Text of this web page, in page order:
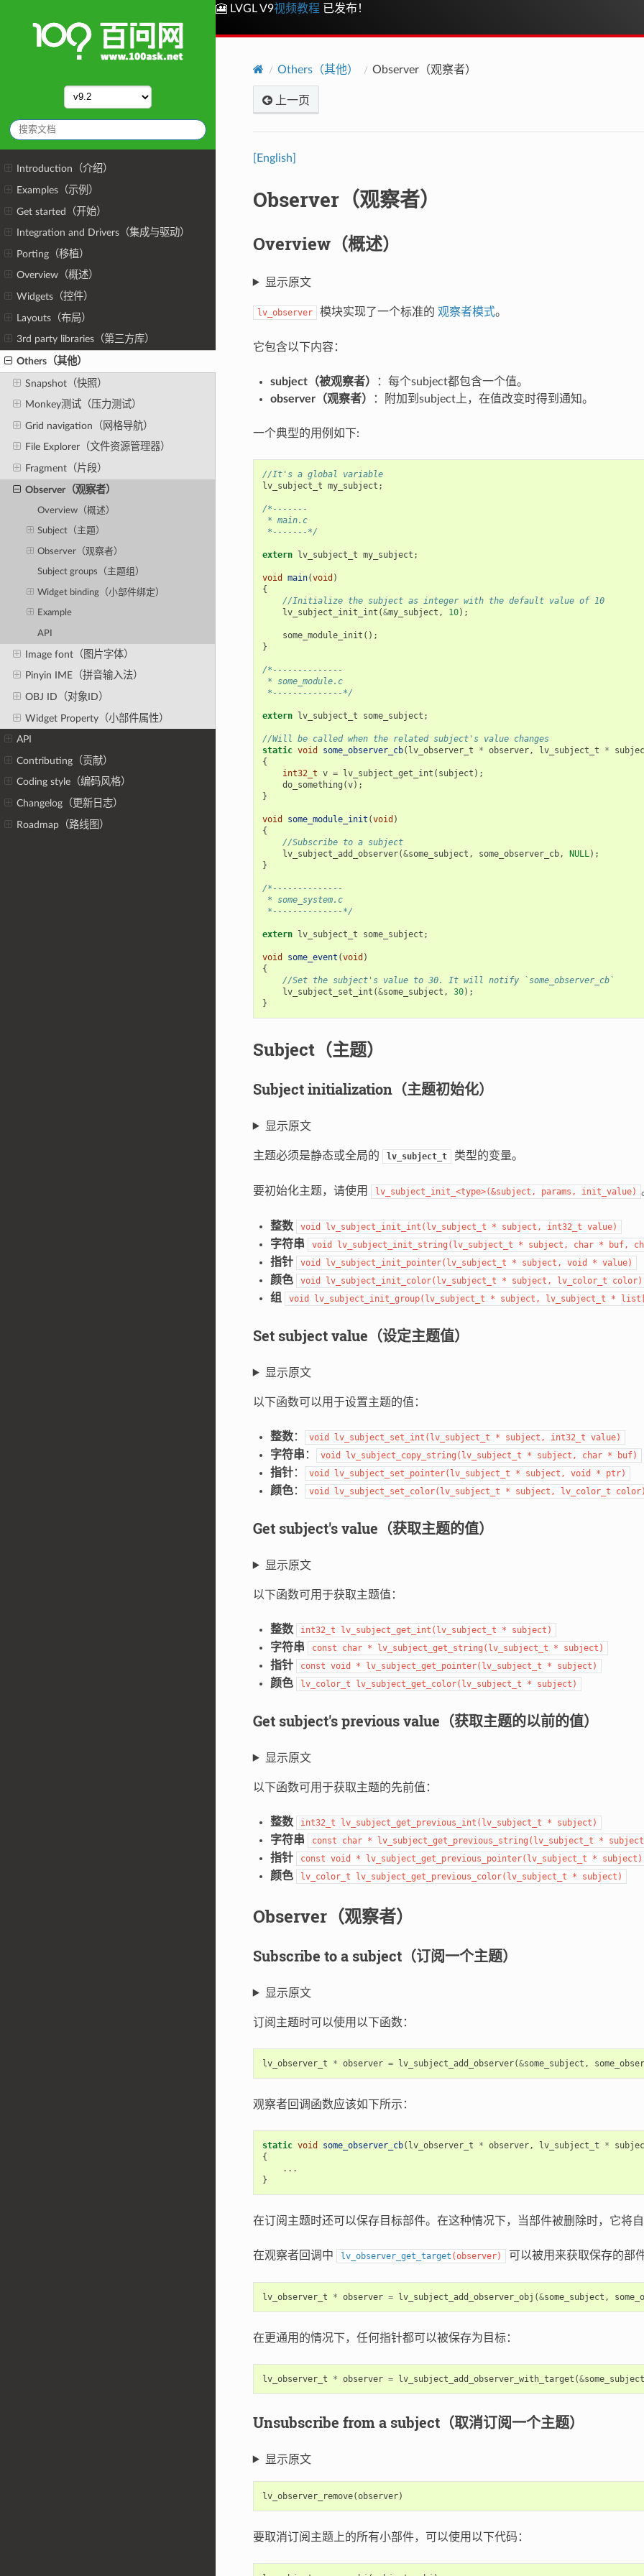
Introduction（介绍）
Examples（示例）
Get started（开始）
Integration and Drivers（集成与驱动）
Porting（移植）
Overview（概述）
Widgets（控件）
Layouts（布局）
3rd party libraries（第三方库）
Others（其他）
Snapshot（快照）
Monkey测试（压力测试）
Grid navigation（网格导航）
File Explorer（文件资源管理器）
Fragment（片段）
Observer（观察者）
Overview（概述）
Subject（主题）
Observer（观察者）
Subject groups（主题组）
Widget binding（小部件绑定）
Example
API
Image font（图片字体）
Pinyin IME（拼音输入法）
OBJ ID（对象ID）
Widget Property（小部件属性）
API
Contributing（贡献）
Coding style（编码风格）
Changelog（更新日志）
Roadmap（路线图）
🎦 LVGL V9视频教程 已发布！
Others（其他） Observer（观察者）
上一页
[English]
Observer（观察者）
Overview（概述）
显示原文
lv_observer 模块实现了一个标准的 观察者模式。
它包含以下内容：
subject（被观察者）
：每个subject都包含一个值。
observer（观察者）
：附加到subject上，在值改变时得到通知。
一个典型的用例如下:
//It's a global variable
lv_subject_t my_subject ;
/*-------
* main.c
*-------*/
extern lv_subject_t my_subject ;
void main(void )
{
//Initialize the subject as integer with the default value of 10
lv_subject_init_int (&my_subject , 10);
some_module_init ();
}
/*--------------
* some_module.c
*--------------*/
extern lv_subject_t some_subject ;
//Will be called when the related subject's value changes
static void some_observer_cb( lv_observer_t * observer, lv_subject_t *
{
int32_t v = lv_subject_get_int ( subject );
do_something (v);
}
void some_module_init (void )
{
//Subscribe to a subject
lv_subject_add_observer(&some_subject , some_observer_cb, NULL);
}
/*--------------
* some_system.c
*--------------*/
extern lv_subject_t some_subject ;
void some_event (void )
{
//Set the subject's value to 30. It will notify `some_observer_cb`
lv_subject_set_int (&some_subject , 30);
}
Subject（主题）
Subject initialization（主题初始化）
显示原文
主题必须是静态或全局的 lv_subject_t 类型的变量。
要初始化主题，请使用 lv_subject_init_ <type>(&subject , params , init_value)
整数 void lv_subject_init_int(lv_subject_t * subject, int32_t value)
字符串 void lv_subject_init_string(lv_subject_t * subject, char * buf,
指针 void lv_subject_init_pointer(lv_subject_t * subject, void * value)
颜色 void lv_subject_init_color(lv_subject_t * subject, lv_color_t color)
组 void lv_subject_init_group(lv_subject_t * subject, lv_subject_t *
Set subject value（设定主题值）
显示原文
以下函数可以用于设置主题的值：
整数： void lv_subject_set_int(lv_subject_t * subject, int32_t value)
字符串 ： void lv_subject_copy_string(lv_subject_t * subject, char * buf)
指针： void lv_subject_set_pointer(lv_subject_t * subject, void * ptr)
颜色： void lv_subject_set_color(lv_subject_t * subject, lv_color_t
Get subject's value（获取主题的值）
显示原文
以下函数可用于获取主题值：
整数 int32_t lv_subject_get_int(lv_subject_t * subject)
字符串 const char * lv_subject_get_string(lv_subject_t * subject)
指针 const void * lv_subject_get_pointer(lv_subject_t * subject)
颜色 lv_color_t lv_subject_get_color(lv_subject_t * subject)
Get subject's previous value（获取主题的以前的值）
显示原文
以下函数可用于获取主题的先前值：
整数 int32_t lv_subject_get_previous_int(lv_subject_t * subject)
字符串 const char * lv_subject_get_previous_string(lv_subject_t *
指针 const void * lv_subject_get_previous_pointer(lv_subject_t * subject)
颜色 lv_color_t lv_subject_get_previous_color(lv_subject_t * subject)
Observer（观察者）
Subscribe to a subject（订阅一个主题）
显示原文
订阅主题时可以使用以下函数：
lv_observer_t * observer = lv_subject_add_observer(&some_subject ,
观察者回调函数应该如下所示：
static void some_observer_cb( lv_observer_t * observer, lv_subject_t *
{
...
}
在订阅主题时还可以保存目标部件。在这种情况下，当部件被删除时，它将
在观察者回调中 lv_observer_get_target (observer) 可以被用来获取保存的部
lv_observer_t * observer = lv_subject_add_observer_obj (&some_subject ,
在更通用的情况下，任何指针都可以被保存为目标：
lv_observer_t * observer = lv_subject_add_observer_with_target (&some_subject
Unsubscribe from a subject（取消订阅一个主题）
显示原文
lv_observer_remove(observer)
要取消订阅主题上的所有小部件，可以使用以下代码：